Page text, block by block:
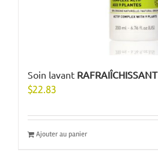
Soin lavant RAFRAIÎCHISSANT
$22.83
Ajouter au panier